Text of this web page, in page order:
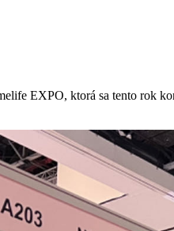
EXPO, ktorá sa tento rok